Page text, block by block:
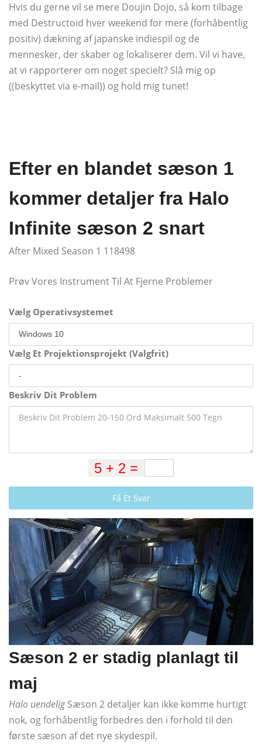
Hvis du gerne vil se mere Doujin Dojo, så kom tilbage
med Destructoid hver weekend for mere (forhåbentlig
positiv) dækning af japanske indiespil og de
mennesker, der skaber og lokaliserer dem. Vil vi have,
at vi rapporterer om noget specielt? Slå mig op
((beskyttet via e-mail)) og hold mig tunet!
Efter en blandet sæson 1
kommer detaljer fra Halo
Infinite sæson 2 snart
After Mixed Season 1 118498
Prøv Vores Instrument Til At Fjerne Problemer
Vælg Operativsystemet
Vælg Et Projektionsprojekt (Valgfrit)
Beskriv Dit Problem
Få Et Svar
Sæson 2 er stadig planlagt til
maj
Halo uendeligSæson 2 detaljer kan ikke komme hurtigt
nok, og forhåbentlig forbedres den i forhold til den
første sæson af det nye skydespil.